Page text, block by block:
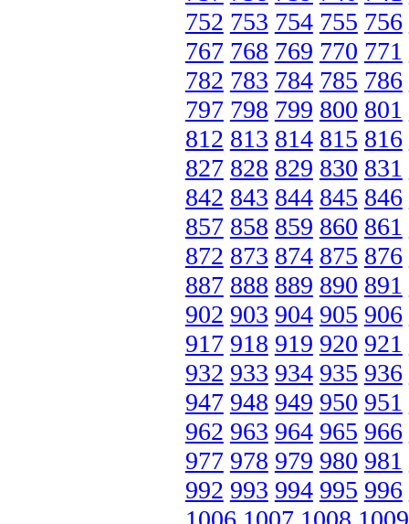
752 753 754 755 756
767 768 769 770 771
782 783 784 785 786
797 798 799 800 801
812 813 814 815 816
827 828 829 830 831
842 843 844 845 846
857 858 859 860 861
872 873 874 875 876
887 888 889 890 891
902 903 904 905 906
917 918 919 920 921
932 933 934 935 936
947 948 949 950 951
962 963 964 965 966
977 978 979 980 981
992 993 994 995 996